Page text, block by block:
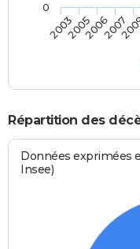
2003200520062007
0
Répartition des
Données exprimées
Insee)